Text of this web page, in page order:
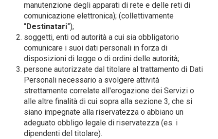
manutenzione degli apparati di rete e delle reti di
comunicazione elettronica); (collettivamente
“Destinatari”);
soggetti, enti od autorità a cui sia obbligatorio
comunicare i suoi dati personali in forza di
disposizioni di legge o di ordini delle autorità;
persone autorizzate dal titolare al trattamento di Dati
Personali necessario a svolgere attività
strettamente correlate all'erogazione dei Servizi o
alle altre finalità di cui sopra alla sezione 3, che si
siano impegnate alla riservatezza o abbiano un
adeguato obbligo legale di riservatezza (es. i
dipendenti del titolare).